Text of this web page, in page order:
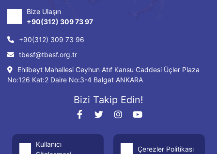
Bize Ulaşın
+90(312) 309 73 97
+90(312) 309 73 96
tbesf@tbesf.org.tr
Ehlibeyt Mahallesi Ceyhun Atıf Kansu Caddesi Üçler Plaza
No:126 Kat:2 Daire No:3-4 Balgat ANKARA
Bizi Takip Edin!
Kullanıcı
Çerezler Politikası